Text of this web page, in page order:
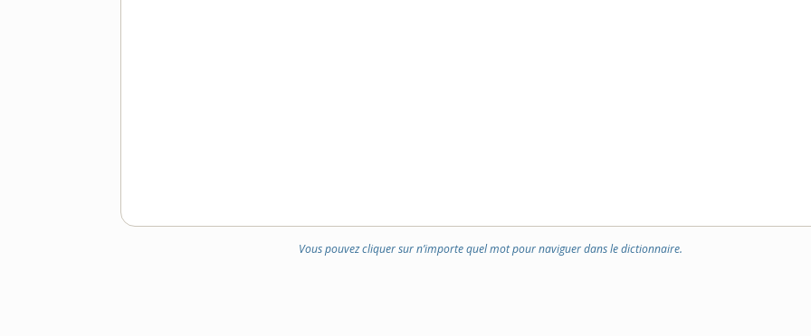
Vous pouvez cliquer sur n’importe quel mot pour naviguer dans le dictionnaire.